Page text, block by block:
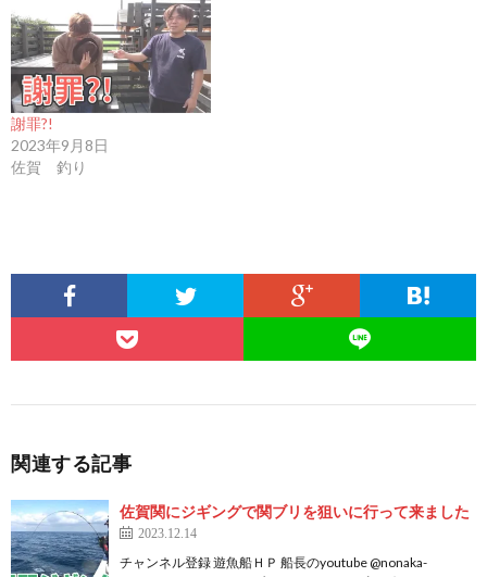
謝罪?!
2023年9月8日
佐賀 釣り
関連する記事
佐賀関にジギングで関ブリを狙いに行って来ました
2023.12.14
チャンネル登録 遊魚船ＨＰ 船長のyoutube @nonaka-